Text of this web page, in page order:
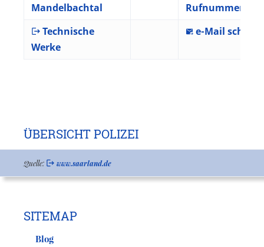
Mandelbachtal
Rufnummern
Technische
Werke
e-Mail
ÜBERSICHT POLIZEI
Quelle: www.saarland.de
SITEMAP
Blog